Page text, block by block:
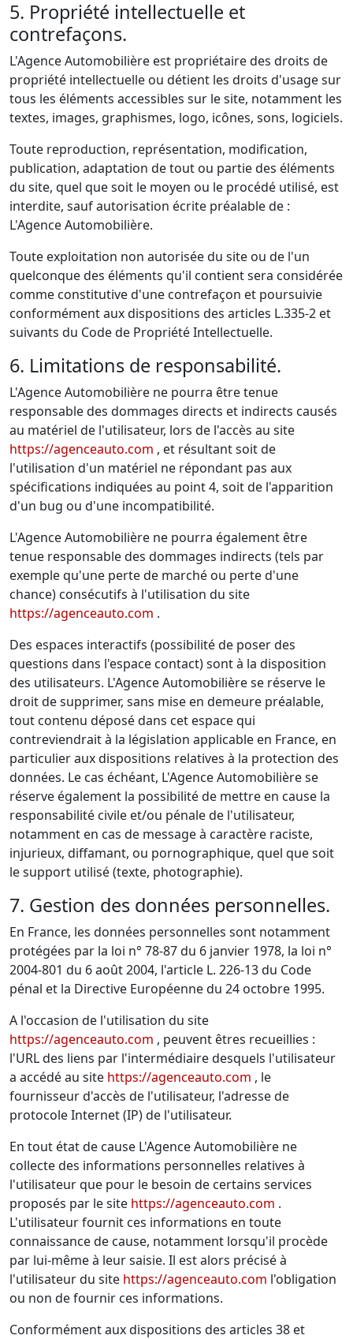
5. Propriété intellectuelle et
contrefaçons.
L'Agence Automobilière est propriétaire des droits de
propriété intellectuelle ou détient les droits d'usage sur
tous les éléments accessibles sur le site, notamment les
textes, images, graphismes, logo, icônes, sons, logiciels.
Toute reproduction, représentation, modification,
publication, adaptation de tout ou partie des éléments
du site, quel que soit le moyen ou le procédé utilisé, est
interdite, sauf autorisation écrite préalable de :
L'Agence Automobilière.
Toute exploitation non autorisée du site ou de l'un
quelconque des éléments qu'il contient sera considérée
comme constitutive d'une contrefaçon et poursuivie
conformément aux dispositions des articles L.335-2 et
suivants du Code de Propriété Intellectuelle.
6. Limitations de responsabilité.
L'Agence Automobilière ne pourra être tenue
responsable des dommages directs et indirects causés
au matériel de l'utilisateur, lors de l'accès au site
https://agenceauto.com , et résultant soit de
l'utilisation d'un matériel ne répondant pas aux
spécifications indiquées au point 4, soit de l'apparition
d'un bug ou d'une incompatibilité.
L'Agence Automobilière ne pourra également être
tenue responsable des dommages indirects (tels par
exemple qu'une perte de marché ou perte d'une
chance) consécutifs à l'utilisation du site
https://agenceauto.com .
Des espaces interactifs (possibilité de poser des
questions dans l'espace contact) sont à la disposition
des utilisateurs. L'Agence Automobilière se réserve le
droit de supprimer, sans mise en demeure préalable,
tout contenu déposé dans cet espace qui
contreviendrait à la législation applicable en France, en
particulier aux dispositions relatives à la protection des
données. Le cas échéant, L'Agence Automobilière se
réserve également la possibilité de mettre en cause la
responsabilité civile et/ou pénale de l'utilisateur,
notamment en cas de message à caractère raciste,
injurieux, diffamant, ou pornographique, quel que soit
le support utilisé (texte, photographie).
7. Gestion des données personnelles.
En France, les données personnelles sont notamment
protégées par la loi n° 78-87 du 6 janvier 1978, la loi n°
2004-801 du 6 août 2004, l'article L. 226-13 du Code
pénal et la Directive Européenne du 24 octobre 1995.
A l'occasion de l'utilisation du site
https://agenceauto.com , peuvent êtres recueillies :
l'URL des liens par l'intermédiaire desquels l'utilisateur
a accédé au site https://agenceauto.com , le
fournisseur d'accès de l'utilisateur, l'adresse de
protocole Internet (IP) de l'utilisateur.
En tout état de cause L'Agence Automobilière ne
collecte des informations personnelles relatives à
l'utilisateur que pour le besoin de certains services
proposés par le site https://agenceauto.com .
L'utilisateur fournit ces informations en toute
connaissance de cause, notamment lorsqu'il procède
par lui-même à leur saisie. Il est alors précisé à
l'utilisateur du site https://agenceauto.com l'obligation
ou non de fournir ces informations.
Conformément aux dispositions des articles 38 et